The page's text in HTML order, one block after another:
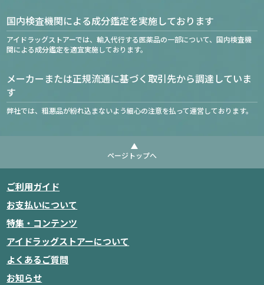
国内検査機関による成分鑑定を実施しております
アイドラッグストアーでは、輸入代行する医薬品の一部について、国内検査機
関による成分鑑定を適宜実施しております。
メーカーまたは正規流通に基づく取引先から調達していま
す
弊社では、粗悪品が紛れ込まないよう細心の注意を払って運営しております。
ページトップへ
ご利用ガイド
お支払いについて
特集・コンテンツ
アイドラッグストアーについて
よくあるご質問
お知らせ